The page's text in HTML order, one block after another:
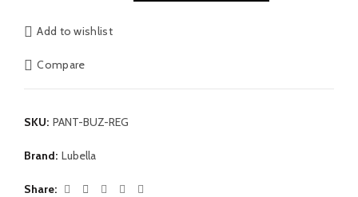
Add to wishlist
Compare
SKU: PANT-BUZ-REG
Brand: Lubella
Share